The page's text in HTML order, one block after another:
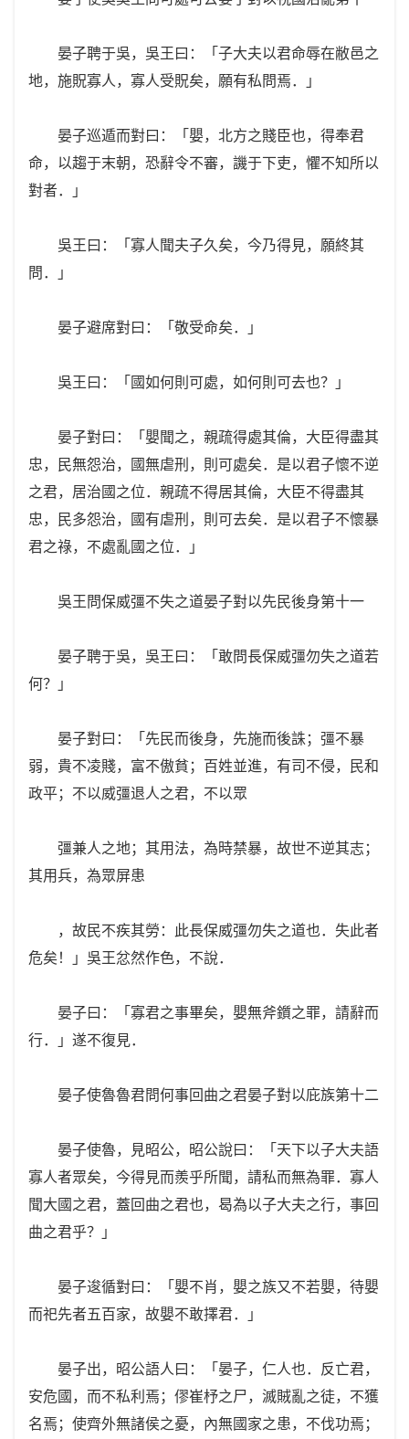
晏子聘于吳，吳王曰：「子大夫以君命辱在敝邑之
地，施貺寡人，寡人受貺矣，願有私問焉．」
晏子巡遁而對曰：「嬰，北方之賤臣也，得奉君
命，以趨于末朝，恐辭令不審，譏于下吏，懼不知所以
對者．」
吳王曰：「寡人聞夫子久矣，今乃得見，願終其
問．」
晏子避席對曰：「敬受命矣．」
吳王曰：「國如何則可處，如何則可去也？」
晏子對曰：「嬰聞之，親疏得處其倫，大臣得盡其
忠，民無怨治，國無虐刑，則可處矣．是以君子懷不逆
之君，居治國之位．親疏不得居其倫，大臣不得盡其
忠，民多怨治，國有虐刑，則可去矣．是以君子不懷暴
君之祿，不處亂國之位．」
吳王問保威彊不失之道晏子對以先民後身第十一
晏子聘于吳，吳王曰：「敢問長保威彊勿失之道若
何？」
晏子對曰：「先民而後身，先施而後誅；彊不暴
弱，貴不凌賤，富不傲貧；百姓並進，有司不侵，民和
政平；不以威彊退人之君，不以眾
彊兼人之地；其用法，為時禁暴，故世不逆其志；
其用兵，為眾屏患
，故民不疾其勞：此長保威彊勿失之道也．失此者
危矣！」吳王忿然作色，不說．
晏子曰：「寡君之事畢矣，嬰無斧鑕之罪，請辭而
行．」遂不復見．
晏子使魯魯君問何事回曲之君晏子對以庇族第十二
晏子使魯，見昭公，昭公說曰：「天下以子大夫語
寡人者眾矣，今得見而羨乎所聞，請私而無為罪．寡人
聞大國之君，蓋回曲之君也，曷為以子大夫之行，事回
曲之君乎？」
晏子逡循對曰：「嬰不肖，嬰之族又不若嬰，待嬰
而祀先者五百家，故嬰不敢擇君．」
晏子出，昭公語人曰：「晏子，仁人也．反亡君，
安危國，而不私利焉；僇崔杼之尸，滅賊亂之徒，不獲
名焉；使齊外無諸侯之憂，內無國家之患，不伐功焉；